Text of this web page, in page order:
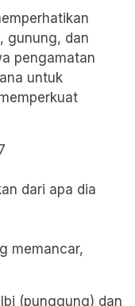
gunung, dan
pengamatan
untuk
dari apa dia
memancar,
(punggung) dan